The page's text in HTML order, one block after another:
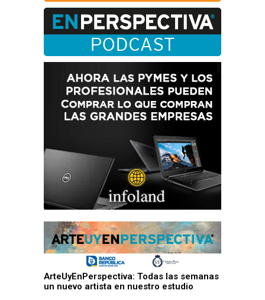
ArteUyEnPerspectiva: Todas las semanas
un nuevo artista en nuestro estudio